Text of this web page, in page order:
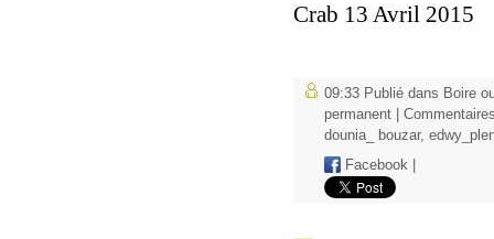
Crab 13 Avril 2015
09:33 Publié dans Boire
permanent
dounia_ bouzar,
Facebook